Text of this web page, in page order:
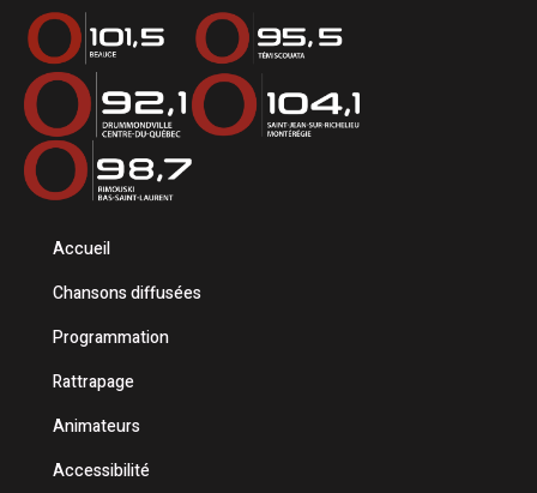
Accueil
Chansons diffusées
Programmation
Rattrapage
Animateurs
Accessibilité